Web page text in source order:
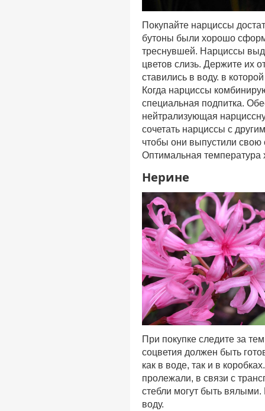
Покупайте нарциссы
бутоны были хорошо
треснувшей. Нарциссы
цветов слизь. Держите их
ставились в воду. в
Когда нарциссы
специальная подпитка.
нейтрализующая
сочетать нарциссы с
чтобы они выпустили свою
Оптимальная
Нерине
При покупке следите за
соцветия должен быть
как в воде, так и в
пролежали, в связи с
стебли могут быть
воду.